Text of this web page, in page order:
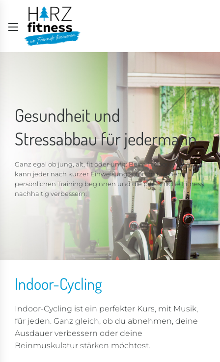
Gesundheit und
Stressabbau für jedermann
Ganz egal ob jung, alt, fit oder unfit: Beim Indoorcycling
kann jeder nach kurzer Einweisung sofort mit seinem
persönlichen Training beginnen und die persönliche Fitness
nachhaltig verbessern.
Indoor-Cycling
Indoor-Cycling ist ein perfekter Kurs, mit Musik,
für jeden. Ganz gleich, ob du abnehmen, deine
Ausdauer verbessern oder deine
Beinmuskulatur stärken möchtest.